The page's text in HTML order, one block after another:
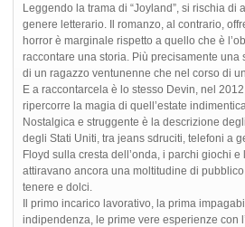
Leggendo la trama di “Joyland”, si rischia di
genere letterario. Il romanzo, al contrario,
horror è marginale rispetto a quello che è
raccontare una storia. Più precisamente una
di un ragazzo ventunenne che nel corso di
E a raccontarcela è lo stesso Devin, nel
ripercorre la magia di quell’estate
Nostalgica e struggente è la descrizione
degli Stati Uniti, tra jeans sdruciti, telefoni a
Floyd sulla cresta dell’onda, i parchi giochi
attiravano ancora una moltitudine di
tenere e dolci.
Il primo incarico lavorativo, la prima
indipendenza, le prime vere esperienze con